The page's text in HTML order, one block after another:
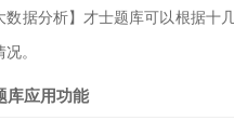
数据分析】才士题库可以根据
。
库应用功能